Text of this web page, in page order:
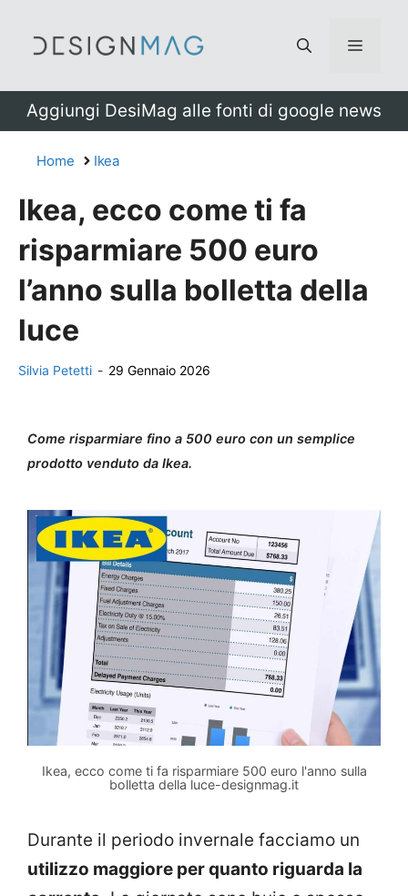
Menu
Aggiungi DesiMag alle fonti di google news
Home Ikea
Ikea, ecco come ti fa
risparmiare 500 euro
l’anno sulla bolletta della
luce
Silvia Petetti - 29 Gennaio 2026
Come risparmiare fino a 500 euro con un semplice
prodotto venduto da Ikea.
Ikea, ecco come ti fa risparmiare 500 euro l'anno sulla
bolletta della luce-designmag.it
Durante il periodo invernale facciamo un
utilizzo maggiore per quanto riguarda la